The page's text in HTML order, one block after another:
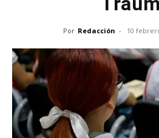
Por Redacción - 10